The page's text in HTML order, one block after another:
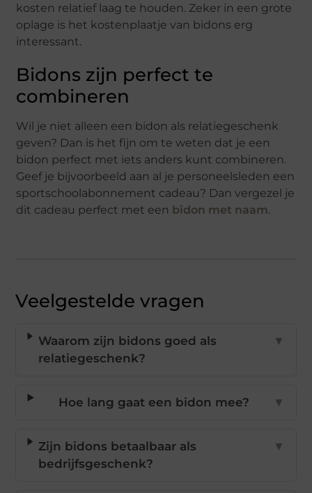
kosten relatief laag te houden. Zeker in een grote
oplage is het kostenplaatje van bidons erg
interessant.
Bidons zijn perfect te
combineren
Wil je niet alleen een bidon als relatiegeschenk
geven? Dan is het fijn om te weten dat je een
bidon perfect met iets anders kunt combineren.
Geef je bijvoorbeeld aan al je personeelsleden een
sportschoolabonnement cadeau? Dan vergezel je
dit cadeau perfect met een bidon met naam.
Veelgestelde vragen
Waarom zijn bidons goed als
relatiegeschenk?
▼
Hoe lang gaat een bidon mee? ▼
Zijn bidons betaalbaar als
bedrijfsgeschenk?
▼